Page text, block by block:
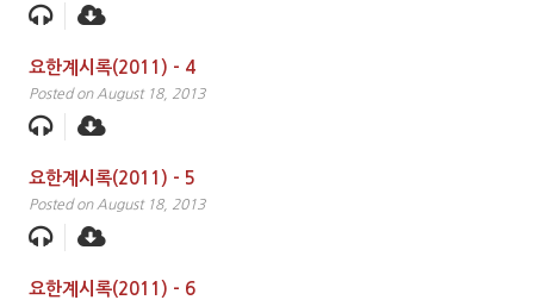
요한계시록(2011) – 4
Posted on August 18, 2013
요한계시록(2011) – 5
Posted on August 18, 2013
요한계시록(2011) – 6